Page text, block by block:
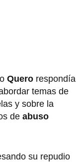
Quero respondía
temas de
y sobre la
de abuso
su repudio